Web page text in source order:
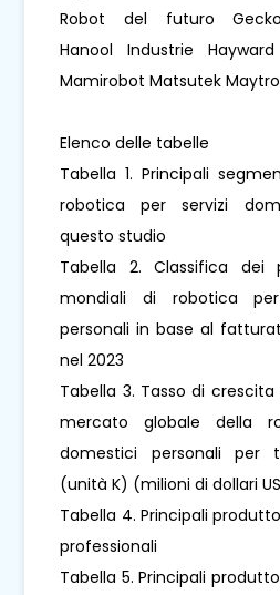
Robot del futuro
Hanool Industrie
Mamirobot Matsutek
Elenco delle tabelle
Tabella 1. Principali
robotica per servizi
questo studio
Tabella 2. Classifica dei
mondiali di robotica
personali in base al
nel 2023
Tabella 3. Tasso di
mercato globale della
domestici personali per
(unità K) (milioni di dollari
Tabella 4. Principali
professionali
Tabella 5. Principali